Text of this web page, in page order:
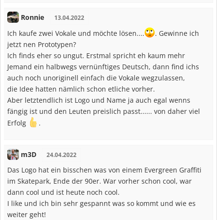
Ronnie 13.04.2022
Ich kaufe zwei Vokale und möchte lösen....
. Gewinne ich
jetzt nen Prototypen?
Ich finds eher so ungut. Erstmal spricht eh kaum mehr
Jemand ein halbwegs vernünftiges Deutsch, dann find ichs
auch noch unoriginell einfach die Vokale wegzulassen,
die Idee hatten nämlich schon etliche vorher.
Aber letztendlich ist Logo und Name ja auch egal wenns
fängig ist und den Leuten preislich passt...... von daher viel
Erfolg
.
m3D 24.04.2022
Das Logo hat ein bisschen was von einem Evergreen Graffiti
im Skatepark, Ende der 90er. War vorher schon cool, war
dann cool und ist heute noch cool.
I like und ich bin sehr gespannt was so kommt und wie es
weiter geht!